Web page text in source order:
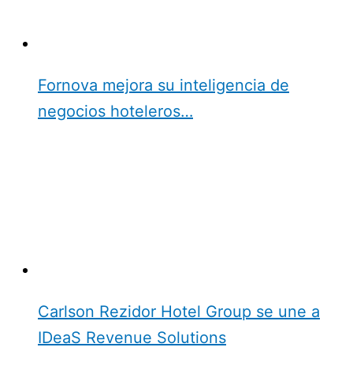
Fornova mejora su inteligencia de
negocios hoteleros…
Carlson Rezidor Hotel Group se une a
IDeaS Revenue Solutions